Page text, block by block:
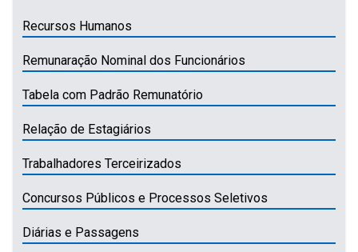
Recursos Humanos
Remunaração Nominal dos Funcionários
Tabela com Padrão Remunatório
Relação de Estagiários
Trabalhadores Terceirizados
Concursos Públicos e Processos Seletivos
Diárias e Passagens